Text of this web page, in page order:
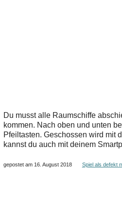
Du musst alle Raumschiffe
kommen. Nach oben und unten
Pfeiltasten. Geschossen wird mit
kannst du auch mit deinem
gepostet am 16. August 2018 Spiel als defekt